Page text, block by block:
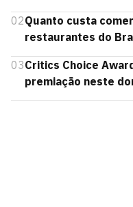
02Quanto custa
restaurantes do
03Critics Choice
premiação neste